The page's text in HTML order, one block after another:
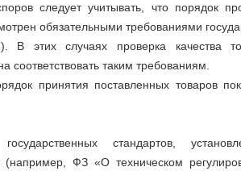
следует учитывать, что порядок
обязательными требованиями
этих случаях проверка качества
соответствовать таким требованиям.
принятия поставленных товаров
стандартов,
(например, ФЗ «О техническом